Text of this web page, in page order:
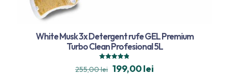
White Musk 3x Detergent rufe GEL Premium
Turbo Clean Profesional 5L
Evaluat la
4.80
255,00lei 199,00lei